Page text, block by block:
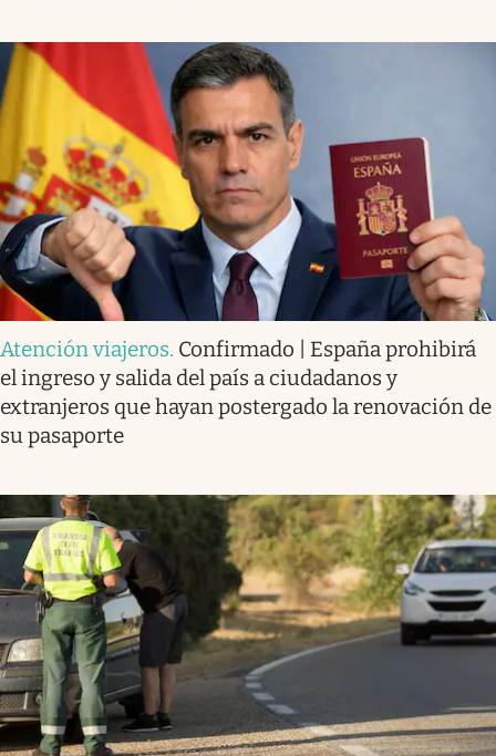
Atención viajeros. Confirmado | España prohibirá
el ingreso y salida del país a ciudadanos y
extranjeros que hayan postergado la renovación de
su pasaporte